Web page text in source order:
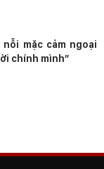
mặc cảm ngoại
chính mình”